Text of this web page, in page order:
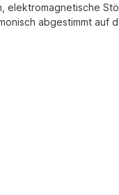
abgestimmt auf